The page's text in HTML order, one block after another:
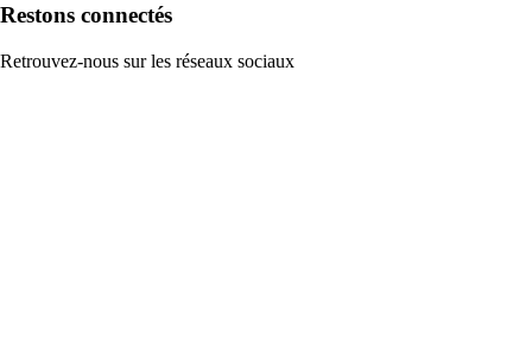
Restons connectés
Retrouvez-nous sur les réseaux sociaux